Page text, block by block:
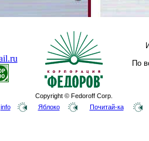
Copyright © Fedoroff Corp.
По
info Яблоко Почитай-ка